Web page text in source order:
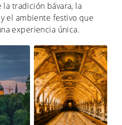
tradición bávara, la
el ambiente festivo que
experiencia única.